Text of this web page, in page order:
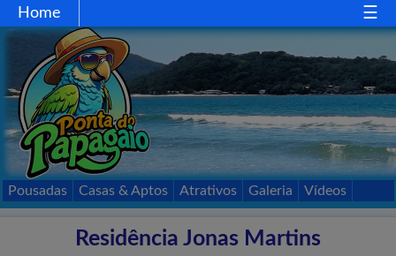
Home
Home Gastronomia Acessos
Pousadas Casas & Aptos Atrativos Galeria
Vídeos
Residência Jonas Martins